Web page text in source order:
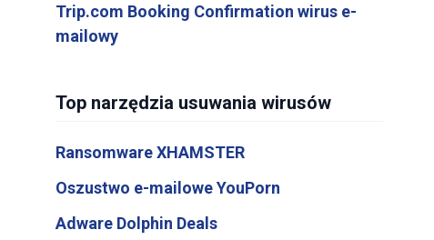
Trip.com Booking Confirmation wirus e-
mailowy
Top narzędzia usuwania wirusów
Ransomware XHAMSTER
Oszustwo e-mailowe YouPorn
Adware Dolphin Deals